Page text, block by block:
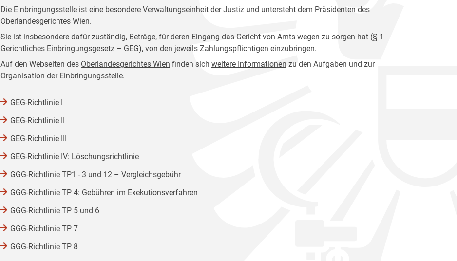
Die Einbringungsstelle ist eine besondere Verwaltungseinheit der Justiz und untersteht dem Präsidenten des
Oberlandesgerichtes Wien.
Sie ist insbesondere dafür zuständig, Beträge, für deren Eingang das Gericht von Amts wegen zu sorgen hat (§ 1
Gerichtliches Einbringungsgesetz – GEG), von den jeweils Zahlungspflichtigen einzubringen.
Auf den Webseiten des Oberlandesgerichtes Wien finden sich weitere Informationen zu den Aufgaben und zur
Organisation der Einbringungsstelle.
GEG-Richtlinie I
GEG-Richtlinie II
GEG-Richtlinie III
GEG-Richtlinie IV: Löschungsrichtlinie
GGG-Richtlinie TP1 - 3 und 12 – Vergleichsgebühr
GGG-Richtlinie TP 4: Gebühren im Exekutionsverfahren
GGG-Richtlinie TP 5 und 6
GGG-Richtlinie TP 7
GGG-Richtlinie TP 8